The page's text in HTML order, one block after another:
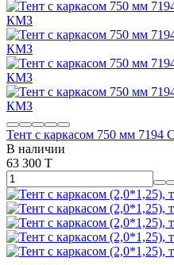
Тент с каркасом 750 мм
В наличии
63 300 T